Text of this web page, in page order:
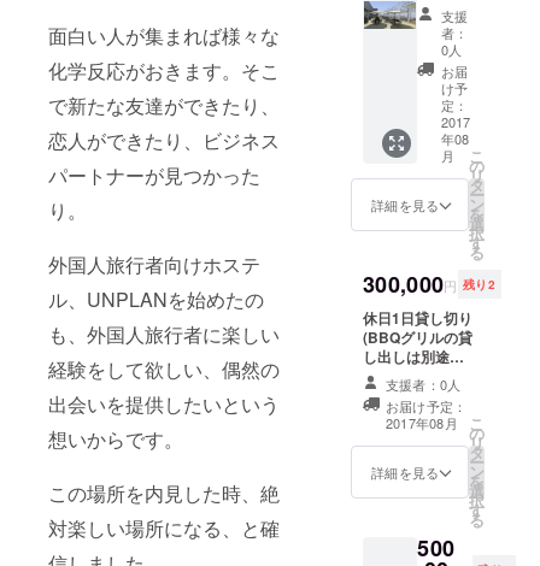
面白い人が集まれば様々な
化学反応がおきます。そこ
で新たな友達ができたり、
恋人ができたり、ビジネス
パートナーが見つかった
り。
外国人旅行者向けホステ
ル、UNPLANを始めたの
も、外国人旅行者に楽しい
経験をして欲しい、偶然の
出会いを提供したいという
想いからです。
この場所を内見した時、絶
対楽しい場所になる、と確
時間帯
は下記
よりお
選びく
ださ
い。 1
部 11：
00～
13：30
2部
15：00
～21：
30 ただ
し、平
日は3部
のみに
なりま
す。 土
日は埋
まりや
すいの
で、お
い。
機）
(BBQグ
リルの
貸し出
しは別
途料金
がかか
ります)
支援
者：
0人
お届
け予
定：
2017
年08
月
詳細を見る
こ
の
リ
タ
ー
ン
を
選
択
す
る
300,000円 残り2
休日1日貸し切り
(BBQグリルの貸
し出しは別途料
金がかかります)
支援者：0人
お届け予定：
2017年08月
詳細を見る
こ
の
リ
タ
ー
ン
を
選
択
す
る
500